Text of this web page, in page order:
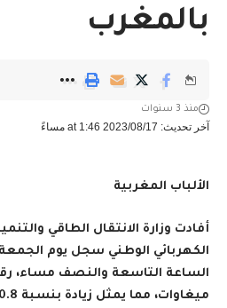
بالمغرب
آخر تحديث: 2023/08/17 at 1:46 مساءً
منذ 3 سنوات
الألباب المغربية
أفادت وزارة الانتقال الطاقي